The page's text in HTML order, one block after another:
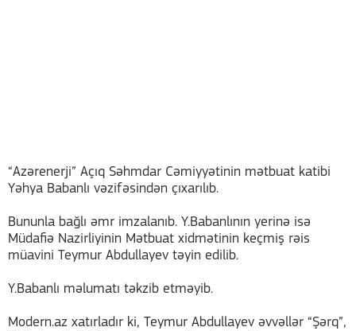
“Azərenerji” Açıq Səhmdar Cəmiyyətinin mətbuat katibi
Yəhya Babanlı vəzifəsindən çıxarılıb.
Bununla bağlı əmr imzalanıb. Y.Babanlının yerinə isə
Müdafiə Nazirliyinin Mətbuat xidmətinin keçmiş rəis
müavini Teymur Abdullayev təyin edilib.
Y.Babanlı məlumatı təkzib etməyib.
Modern.az xatırladır ki, Teymur Abdullayev əvvəllər “Şərq”,